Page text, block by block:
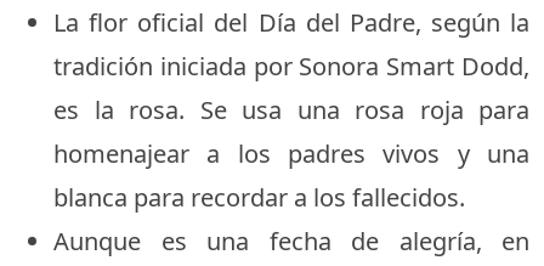
La flor oficial del Día del Padre, según la
tradición iniciada por Sonora Smart Dodd,
es la rosa. Se usa una rosa roja para
homenajear a los padres vivos y una
blanca para recordar a los fallecidos.
Aunque es una fecha de alegría, en